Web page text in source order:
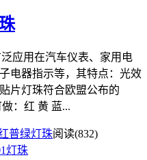
应用在汽车仪表、家用电
电器指示等，其特点：光效
片灯珠符合欧盟公布的
：红 黄 蓝...
普绿灯珠阅读(832)